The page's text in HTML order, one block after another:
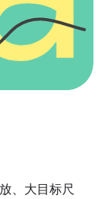
、大目标尺